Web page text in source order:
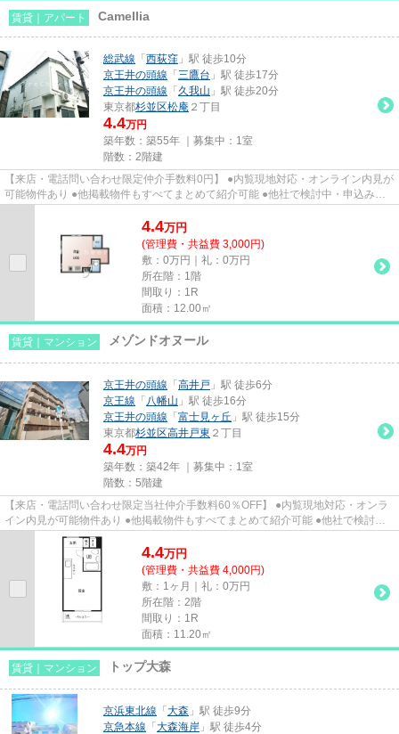
賃貸｜アパート Camellia
総武線 「 西荻窪 」駅 徒歩10分
京王井の頭線 「 三鷹台 」駅 徒歩17分
京王井の頭線 「 久我山 」駅 徒歩20分
東京都杉並区松庵 ２丁目
4.4万円
築年数：築55年 ｜募集中： 1室
階数：2階建
【来店・電話問い合わせ限定仲介手数料0円】 ●内覧現地対応・オンライン内見が
可能物件あり ●他掲載物件もすべてまとめて紹介可能 ●他社で検討中・申込み済
4.4万円
(管理費・共益費 3,000円)
敷：0万円｜礼：0万円
所在階：1階
間取り：1R
面積：12.00㎡
賃貸｜マンション メゾンドオヌール
京王井の頭線 「 高井戸 」駅 徒歩6分
京王線 「 八幡山 」駅 徒歩16分
京王井の頭線 「 富士見ヶ丘 」駅 徒歩15分
東京都杉並区高井戸東 ２丁目
4.4万円
築年数：築42年 ｜募集中： 1室
階数：5階建
【来店・電話問い合わせ限定当社仲介手数料60％OFF】 ●内覧現地対応・オンラ
イン内見が可能物件あり ●他掲載物件もすべてまとめて紹介可能 ●他社で検討
中・申込み済みのお客様、初期費...
4.4万円
(管理費・共益費 4,000円)
敷：1ヶ月｜礼：0万円
所在階：2階
間取り：1R
面積：11.20㎡
賃貸｜マンション トップ大森
京浜東北線 「 大森 」駅 徒歩9分
京急本線 「 大森海岸 」駅 徒歩4分